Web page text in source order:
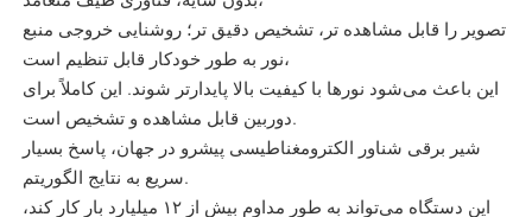
تصویر را قابل مشاهده تر، تشخیص دقیق تر؛ روشنایی خروجی منبع
نور به طور خودکار قابل تنظیم است،
این باعث می‌شود نورها با کیفیت بالا پایدارتر شوند. این کاملاً برای
دوربین قابل مشاهده و تشخیص است.
شیر برقی شناور الکترومغناطیسی پیشرو در جهان، پاسخ بسیار
سریع به نتایج الگوریتم.
این دستگاه می‌تواند به طور مداوم بیش از ۱۲ میلیارد بار کار کند،